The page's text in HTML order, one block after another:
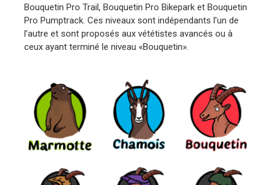
Bouquetin Pro Trail, Bouquetin Pro Bikepark et Bouquetin
Pro Pumptrack. Ces niveaux sont indépendants l’un de
l’autre et sont proposés aux vététistes avancés ou à
ceux ayant terminé le niveau «Bouquetin».